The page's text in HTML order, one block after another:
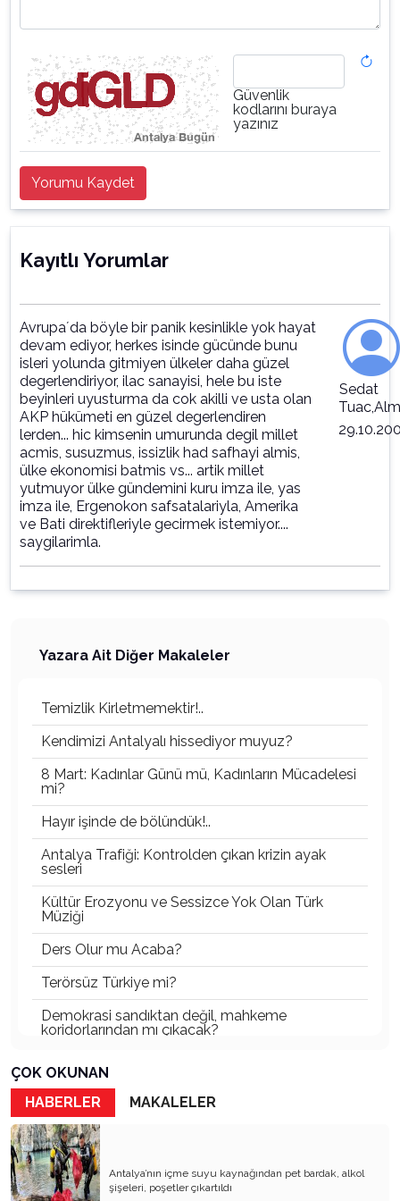
Güvenlik
kodlarını buraya
yazınız
Yorumu Kaydet
Kayıtlı Yorumlar
Avrupa´da böyle bir panik kesinlikle yok hayat
devam ediyor, herkes isinde gücünde bunu
isleri yolunda gitmiyen ülkeler daha güzel
degerlendiriyor, ilac sanayisi, hele bu iste
beyinleri uyusturma da cok akilli ve usta olan
AKP hükümeti en güzel degerlendiren
lerden... hic kimsenin umurunda degil millet
acmis, susuzmus, issizlik had safhayi almis,
ülke ekonomisi batmis vs... artik millet
yutmuyor ülke gündemini kuru imza ile, yas
imza ile, Ergenokon safsatalariyla, Amerika
ve Bati direktifleriyle gecirmek istemiyor....
saygilarimla.
Sedat
Yazara Ait Diğer Makaleler
Temizlik Kirletmemektir!..
Kendimizi Antalyalı hissediyor muyuz?
8 Mart: Kadınlar Günü mü, Kadınların Mücadelesi
mi?
Hayır işinde de bölündük!..
Antalya Trafiği: Kontrolden çıkan krizin ayak
sesleri
Kültür Erozyonu ve Sessizce Yok Olan Türk
Müziği
Ders Olur mu Acaba?
Terörsüz Türkiye mi?
Demokrasi sandıktan değil, mahkeme
koridorlarından mı çıkacak?
Gazetecinin kaderi!..
Turizmde Herşey Dahil Sistemi tartışılmalı
MB Başkanı ve Şimşek’e
Padişahın Vergi Deneyi!..
Erdoğan ve Özel’e açık mektup!..
ÇOK OKUNAN
HABERLER
MAKALELER
Antalya’nın içme suyu kaynağından pet bardak, alkol
şişeleri, poşetler çıkartıldı